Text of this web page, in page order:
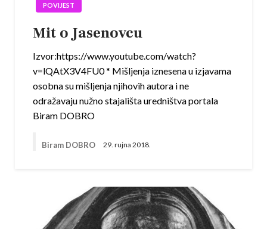
POVIJEST
Mit o Jasenovcu
Izvor:https://www.youtube.com/watch?
v=lQAtX3V4FU0 * Mišljenja iznesena u izjavama
osobna su mišljenja njihovih autora i ne
odražavaju nužno stajališta uredništva portala
Biram DOBRO
Biram DOBRO 29. rujna 2018.